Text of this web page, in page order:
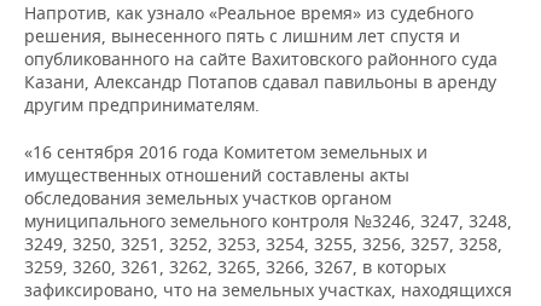
Напротив, как узнало «Реальное время» из судебного
решения, вынесенного пять с лишним лет спустя и
опубликованного на сайте Вахитовского районного суда
Казани, Александр Потапов сдавал павильоны в аренду
другим предпринимателям.
«16 сентября 2016 года Комитетом земельных и
имущественных отношений составлены акты
обследования земельных участков органом
муниципального земельного контроля №3246, 3247, 3248,
3249, 3250, 3251, 3252, 3253, 3254, 3255, 3256, 3257, 3258,
3259, 3260, 3261, 3262, 3265, 3266, 3267, в которых
зафиксировано, что на земельных участках, находящихся